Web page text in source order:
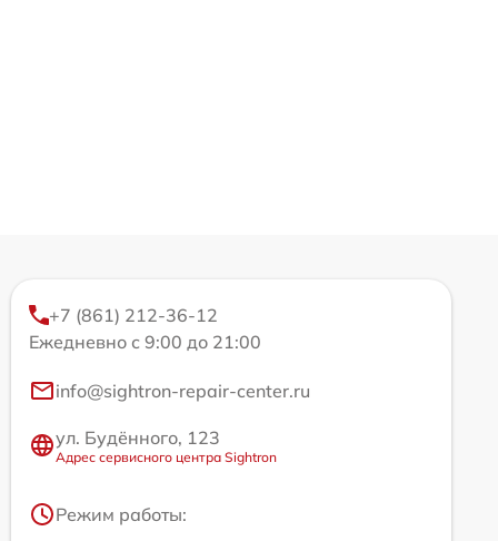
+7 (861) 212-36-12
Ежедневно с 9:00 до 21:00
info@sightron-repair-center.ru
ул. Будённого, 123
Адрес сервисного центра Sightron
Режим работы: